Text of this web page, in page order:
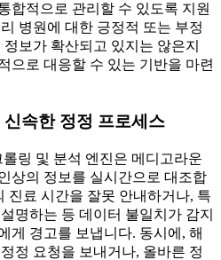
합적으로 관리할 수 있도록 지원
병원에 대한 긍정적 또는 부정
보가 확산되고 있지는 않은지
으로 대응할 수 있는 기반을 마련
속한 정정 프로세스
링 및 분석 엔진은 메디고라운
상의 정보를 실시간으로 대조합
진료 시간을 잘못 안내하거나, 특
명하는 등 데이터 불일치가 감지
게 경고를 보냅니다. 동시에, 해
정 요청을 보내거나, 올바른 정